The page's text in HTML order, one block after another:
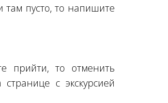
там пусто, то напишите
прийти, то отменить
с экскурсией